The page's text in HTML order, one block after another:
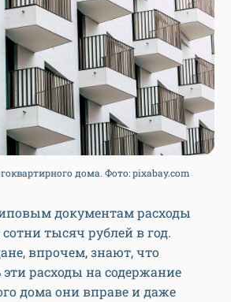
дома. Фото: pixabay.com
документам расходы
тысяч рублей в год.
впрочем, знают, что
расходы на содержание
дома они вправе и даже